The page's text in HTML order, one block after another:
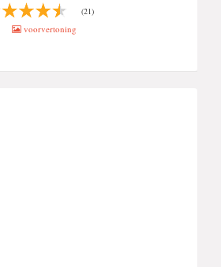
(21)
voorvertoning